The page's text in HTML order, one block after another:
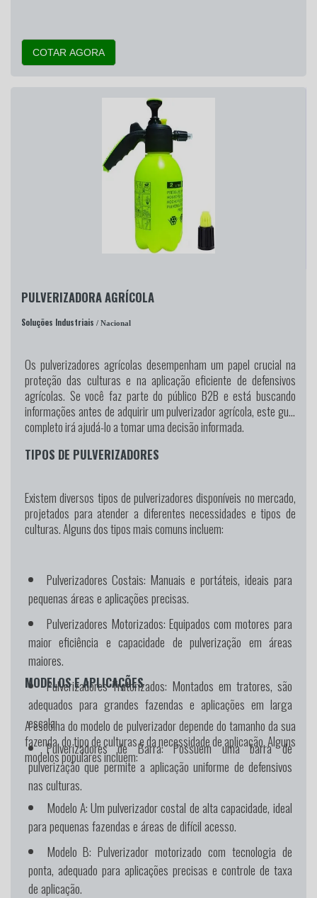
COTAR AGORA
PULVERIZADORA AGRÍCOLA
Soluções Industriais / Nacional
Os pulverizadores agrícolas desempenham um papel crucial na
proteção das culturas e na aplicação eficiente de defensivos
agrícolas. Se você faz parte do público B2B e está buscando
informações antes de adquirir um pulverizador agrícola, este guia
completo irá ajudá-lo a tomar uma decisão informada.
TIPOS DE PULVERIZADORES
Existem diversos tipos de pulverizadores disponíveis no mercado,
projetados para atender a diferentes necessidades e tipos de
culturas. Alguns dos tipos mais comuns incluem:
Pulverizadores Costais: Manuais e portáteis, ideais para
pequenas áreas e aplicações precisas.
Pulverizadores Motorizados: Equipados com motores para
maior eficiência e capacidade de pulverização em áreas
maiores.
Pulverizadores Tratorizados: Montados em tratores, são
adequados para grandes fazendas e aplicações em larga
escala.
Pulverizadores de Barra:Possuem uma barra de
pulverização que permite a aplicação uniforme de defensivos
nas culturas.
MODELOS E APLICAÇÕES
A escolha do modelo de pulverizador depende do tamanho da sua
fazenda, do tipo de culturas e da necessidade de aplicação. Alguns
modelos populares incluem:
Modelo A:Um pulverizador costal de alta capacidade, ideal
para pequenas fazendas e áreas de difícil acesso.
Modelo B: Pulverizador motorizado com tecnologia de
ponta, adequado para aplicações precisas e controle de taxa
de aplicação.